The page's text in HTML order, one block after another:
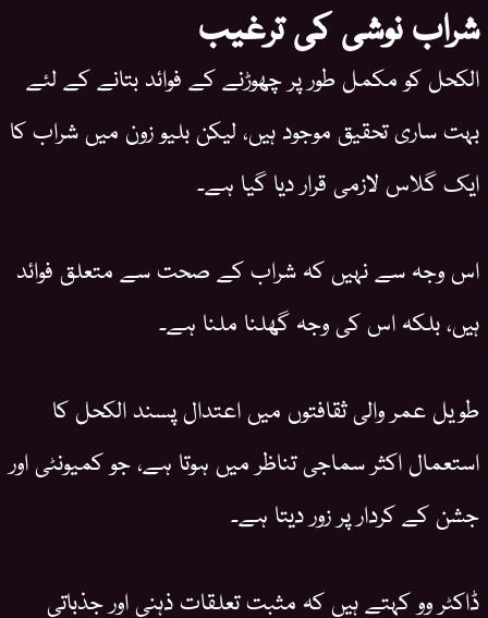
شراب نوشی کی ترغیب
الکحل کو مکمل طور پر چھوڑنے کے فوائد بتانے کے لئے
بہت ساری تحقیق موجود ہیں، لیکن بلیو زون میں شراب کا
ایک گلاس لازمی قرار دیا گیا ہے۔
اس وجہ سے نہیں کہ شراب کے صحت سے متعلق فوائد
ہیں، بلکہ اس کی وجہ گھلنا ملنا ہے۔
طویل عمر والی ثقافتوں میں اعتدال پسند الکحل کا
استعمال اکثر سماجی تناظر میں ہوتا ہے، جو کمیونٹی اور
جشن کے کردار پر زور دیتا ہے۔
ڈاکٹر وو کہتے ہیں کہ مثبت تعلقات ذہنی اور جذباتی